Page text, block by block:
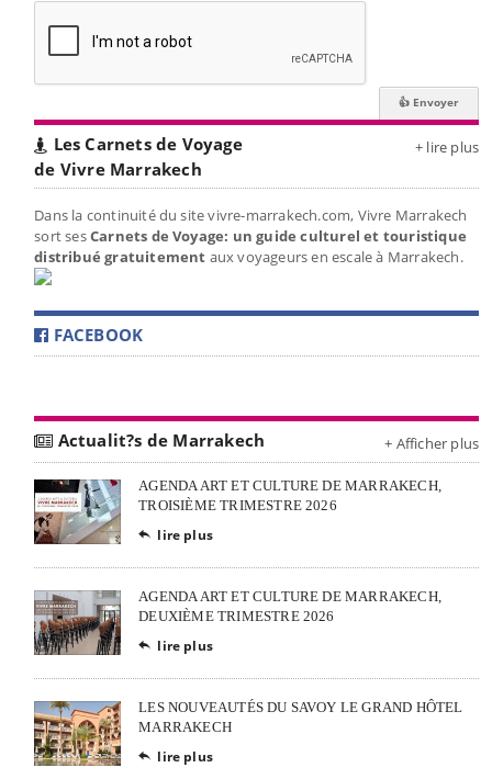
Les Carnets de Voyage
de Vivre Marrakech
+ lire plus
Dans la continuité du site vivre-marrakech.com, Vivre Marrakech
sort sesCarnets de Voyage: un guide culturel et touristique
distribué gratuitement aux voyageurs en escale à Marrakech.
FACEBOOK
Actualit?s de Marrakech + Afficher plus
AGENDA ART ET CULTURE DE MARRAKECH,
TROISIÈME TRIMESTRE 2026
 lire plus
AGENDA ART ET CULTURE DE MARRAKECH,
DEUXIÈME TRIMESTRE 2026
 lire plus
LES NOUVEAUTÉS DU SAVOY LE GRAND HÔTEL
MARRAKECH
 lire plus